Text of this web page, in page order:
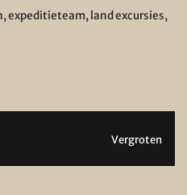
expeditieteam, land excursies,
Vergroten